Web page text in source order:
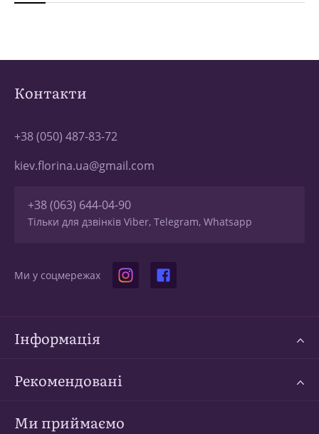
Контакти
+38 (050) 487-83-72
kiev.florina.ua@gmail.com
+38 (063) 644-04-90
Тільки для дзвінків Viber, Telegram, Whatsapp
Ми у соцмережах
Інформація
Рекомендовані
Ми приймаємо